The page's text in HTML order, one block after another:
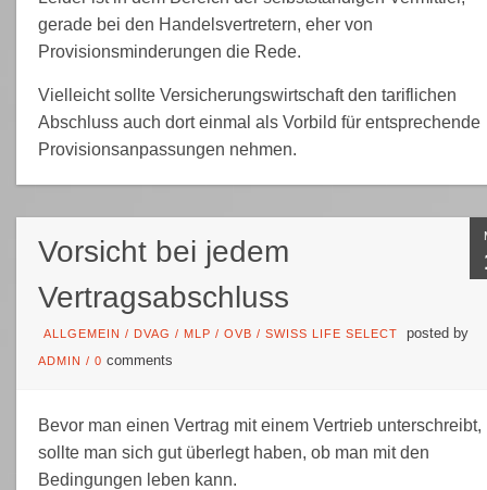
gerade bei den Handelsvertretern, eher von
Provisionsminderungen die Rede.
Vielleicht sollte Versicherungswirtschaft den tariflichen
Abschluss auch dort einmal als Vorbild für entsprechende
Provisionsanpassungen nehmen.
Vorsicht bei jedem
Vertragsabschluss
ALLGEMEIN / DVAG / MLP / OVB / SWISS LIFE SELECT posted by
ADMIN / 0 comments
Bevor man einen Vertrag mit einem Vertrieb unterschreibt,
sollte man sich gut überlegt haben, ob man mit den
Bedingungen leben kann.